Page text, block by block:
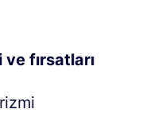
fırsatları